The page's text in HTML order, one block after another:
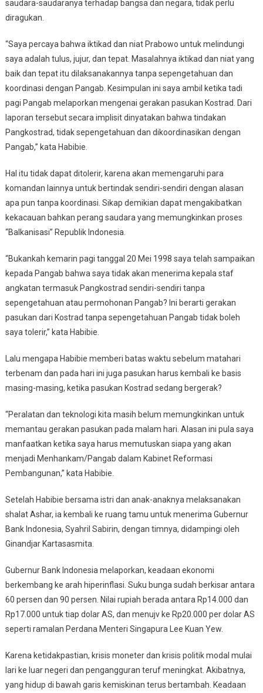
saudara-saudaranya terhadap bangsa dan negara, tidak perlu
diragukan.
“Saya percaya bahwa iktikad dan niat Prabowo untuk melindungi
saya adalah tulus, jujur, dan tepat. Masalahnya iktikad dan niat yang
baik dan tepat itu dilaksanakannya tanpa sepengetahuan dan
koordinasi dengan Pangab. Kesimpulan ini saya ambil ketika tadi
pagi Pangab melaporkan mengenai gerakan pasukan Kostrad. Dari
laporan tersebut secara implisit dinyatakan bahwa tindakan
Pangkostrad, tidak sepengetahuan dan dikoordinasikan dengan
Pangab,” kata Habibie.
Hal itu tidak dapat ditolerir, karena akan memengaruhi para
komandan lainnya untuk bertindak sendiri-sendiri dengan alasan
apa pun tanpa koordinasi. Sikap demikian dapat mengakibatkan
kekacauan bahkan perang saudara yang memungkinkan proses
“Balkanisasi” Republik Indonesia.
“Bukankah kemarin pagi tanggal 20 Mei 1998 saya telah sampaikan
kepada Pangab bahwa saya tidak akan menerima kepala staf
angkatan termasuk Pangkostrad sendiri-sendiri tanpa
sepengetahuan atau permohonan Pangab? Ini berarti gerakan
pasukan dari Kostrad tanpa sepengetahuan Pangab tidak boleh
saya tolerir,” kata Habibie.
Lalu mengapa Habibie memberi batas waktu sebelum matahari
terbenam dan pada hari ini juga pasukan harus kembali ke basis
masing-masing, ketika pasukan Kostrad sedang bergerak?
“Peralatan dan teknologi kita masih belum memungkinkan untuk
memantau gerakan pasukan pada malam hari. Alasan ini pula saya
manfaatkan ketika saya harus memutuskan siapa yang akan
menjadi Menhankam/Pangab dalam Kabinet Reformasi
Pembangunan,” kata Habibie.
Setelah Habibie bersama istri dan anak-anaknya melaksanakan
shalat Ashar, ia kembali ke ruang tamu untuk menerima Gubernur
Bank Indonesia, Syahril Sabirin, dengan timnya, didampingi oleh
Ginandjar Kartasasmita.
Gubernur Bank Indonesia melaporkan, keadaan ekonomi
berkembang ke arah hiperinflasi. Suku bunga sudah berkisar antara
60 persen dan 90 persen. Nilai rupiah berada antara Rp14.000 dan
Rp17.000 untuk tiap dolar AS, dan menujv ke Rp20.000 per dolar AS
seperti ramalan Perdana Menteri Singapura Lee Kuan Yew.
Karena ketidakpastian, krisis moneter dan krisis politik modal mulai
lari ke luar negeri dan pengangguran teruf meningkat. Akibatnya,
yang hidup di bawah garis kemiskinan terus bertambah. Keadaan